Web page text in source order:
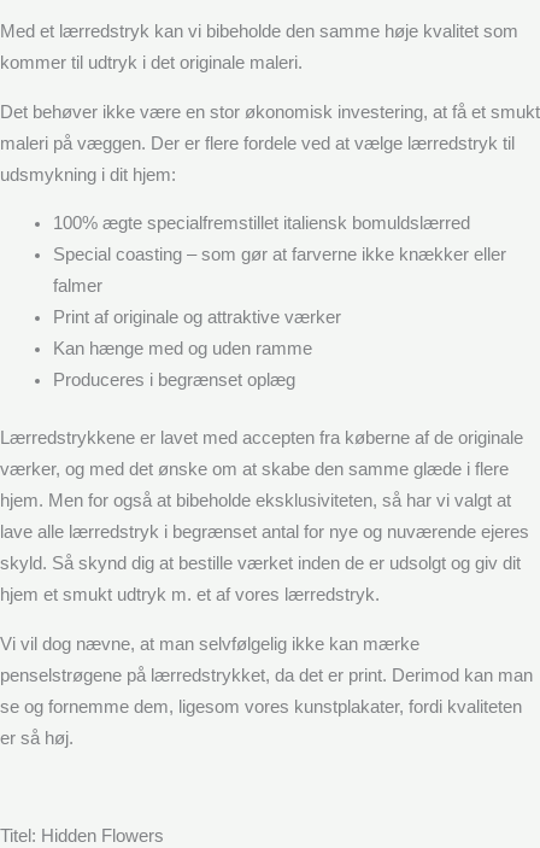
Med et lærredstryk kan vi bibeholde den samme høje kvalitet som
kommer til udtryk i det originale maleri.
Det behøver ikke være en stor økonomisk investering, at få et smukt
maleri på væggen. Der er flere fordele ved at vælge lærredstryk til
udsmykning i dit hjem:
100% ægte specialfremstillet italiensk bomuldslærred
Special coasting – som gør at farverne ikke knækker eller
falmer
Print af originale og attraktive værker
Kan hænge med og uden ramme
Produceres i begrænset oplæg
Lærredstrykkene er lavet med accepten fra køberne af de originale
værker, og med det ønske om at skabe den samme glæde i flere
hjem. Men for også at bibeholde eksklusiviteten, så har vi valgt at
lave alle lærredstryk i begrænset antal for nye og nuværende ejeres
skyld. Så skynd dig at bestille værket inden de er udsolgt og giv dit
hjem et smukt udtryk m. et af vores lærredstryk.
Vi vil dog nævne, at man selvfølgelig ikke kan mærke
penselstrøgene på lærredstrykket, da det er print. Derimod kan man
se og fornemme dem, ligesom vores kunstplakater, fordi kvaliteten
er så høj.
Titel: Hidden Flowers